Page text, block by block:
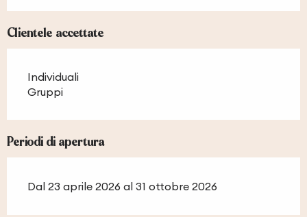
Clientele accettate
Individuali
Gruppi
Periodi di apertura
Dal 23 aprile 2026 al 31 ottobre 2026